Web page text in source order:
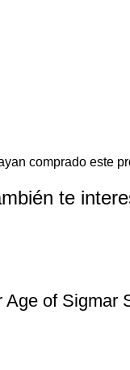
comprado este
te
of Sigmar